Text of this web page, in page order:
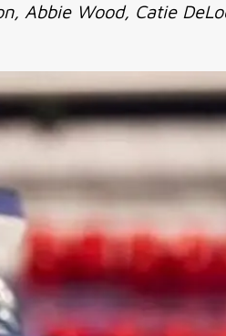
Abbie Wood, Catie